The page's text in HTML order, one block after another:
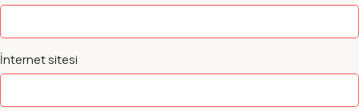
İnternet sitesi